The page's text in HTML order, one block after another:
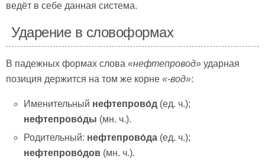
ведёт в себе данная система.
Ударение в словоформах
В падежных формах слова «нефтепровод» ударная
позиция держится на том же корне «-вод»:
Именительный нефтепрово́д (ед. ч.);
нефтепрово́ды (мн. ч.).
Родительный: нефтепрово́да (ед. ч.);
нефтепрово́дов (мн. ч.).